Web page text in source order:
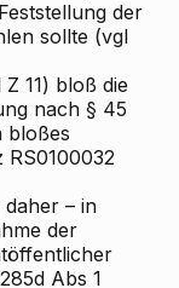
der
sollte (vgl
11) bloß die
nach § 45
bloßes
RS0100032
– in
der
Abs 1